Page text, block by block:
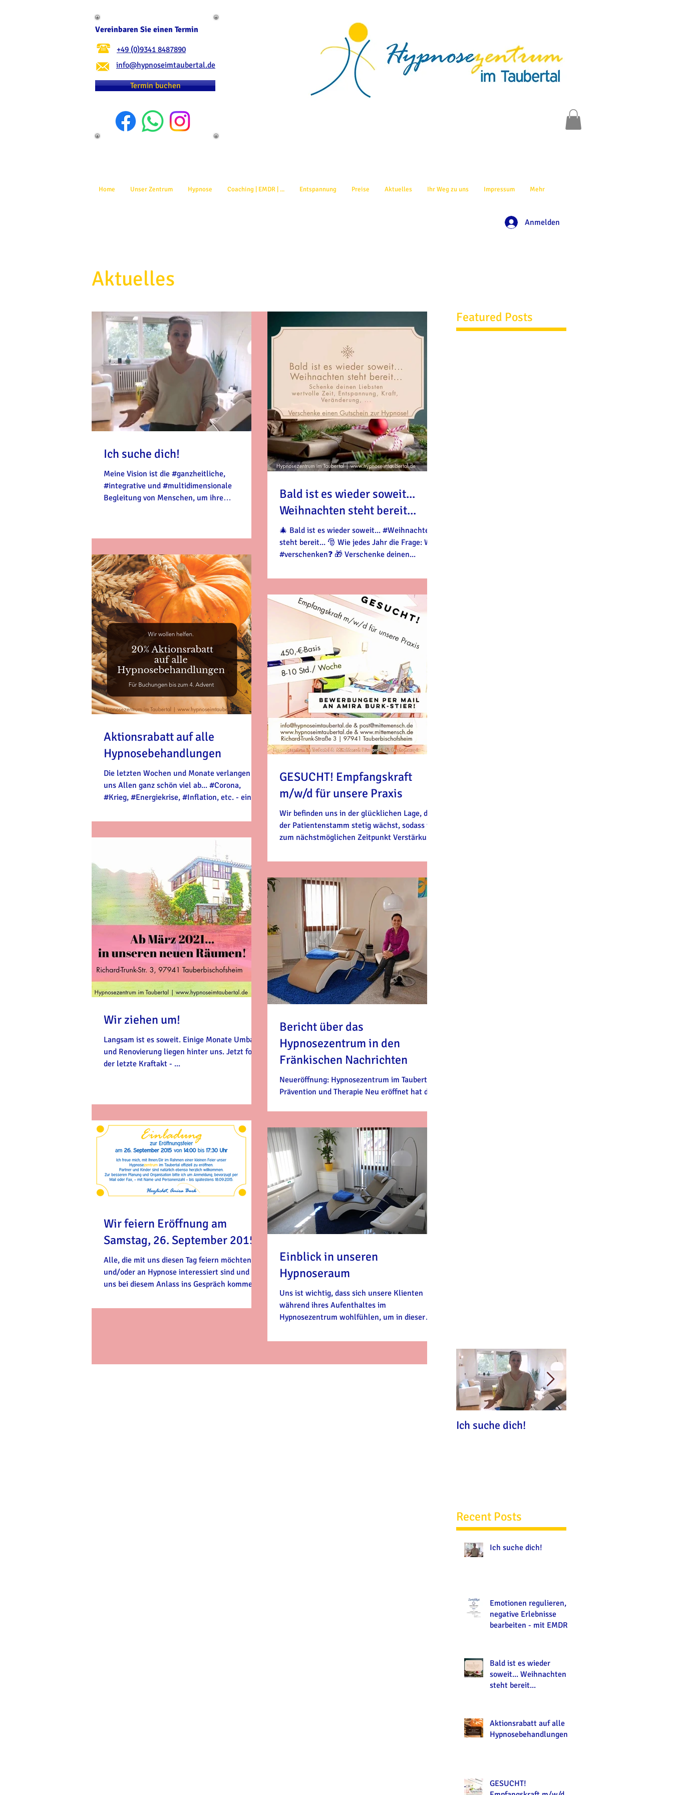
+49 (0)9341 8487890
info@hypnoseimtaubertal.de
Termin buchen
Vereinbaren Sie einen Termin
Home Unser Zentrum Hypnose Coaching | EMDR | ... Entspannung Preise Aktuelles Ihr Weg zu uns Impressum Mehr
Anmelden
Aktuelles
Ich suche dich!
Meine Vision ist die #ganzheitliche,
#integrative und #multidimensionale
Begleitung von Menschen, um ihre
#Seele betreffen. Ich denke an die Faktoren
Ernährung, Schlaf, Bewegung, Psyche,
Entspannung, Energetik & Spiritualität,
Beziehungen & Partnerschaften, Sinn & Arbeit
sowie Stress, die eine große Rolle spielen.
Bald ist es wieder soweit...
Weihnachten steht bereit...
🎄 Bald ist es wieder soweit... #Weihnachten
steht bereit... 🎅 Wie jedes Jahr die Frage: Was
#verschenken❓️ 🎁 Verschenke deinen...
Aktionsrabatt auf alle
Hypnosebehandlungen
Die letzten Wochen und Monate verlangen
uns Allen ganz schön viel ab... #Corona,
#Krieg, #Energiekrise, #Inflation, etc. - eine
GESUCHT! Empfangskraft
m/w/d für unsere Praxis
Wir befinden uns in der glücklichen Lage, das
der Patientenstamm stetig wächst, sodass wir
zum nächstmöglichen Zeitpunkt Verstärkung
Wir ziehen um!
Langsam ist es soweit. Einige Monate Umbau
und Renovierung liegen hinter uns. Jetzt folgt
der letzte Kraftakt - ...
Bericht über das
Hypnosezentrum in den
Fränkischen Nachrichten
Neueröffnung: Hypnosezentrum im Taubertal
Prävention und Therapie Neu eröffnet hat das
Wir feiern Eröffnung am
Samstag, 26. September 2015
Alle, die mit uns diesen Tag feiern möchten
und/oder an Hypnose interessiert sind und mit
uns bei diesem Anlass ins Gespräch kommen...
Einblick in unseren
Hypnoseraum
Uns ist wichtig, dass sich unsere Klienten
während ihres Aufenthaltes im
Hypnosezentrum wohlfühlen, um in dieser
Featured Posts
Ich suche dich!
Recent Posts
Ich suche dich!
Emotionen regulieren,
negative Erlebnisse
bearbeiten - mit EMDR
Bald ist es wieder
soweit... Weihnachten
steht bereit...
Aktionsrabatt auf alle
Hypnosebehandlungen
GESUCHT!